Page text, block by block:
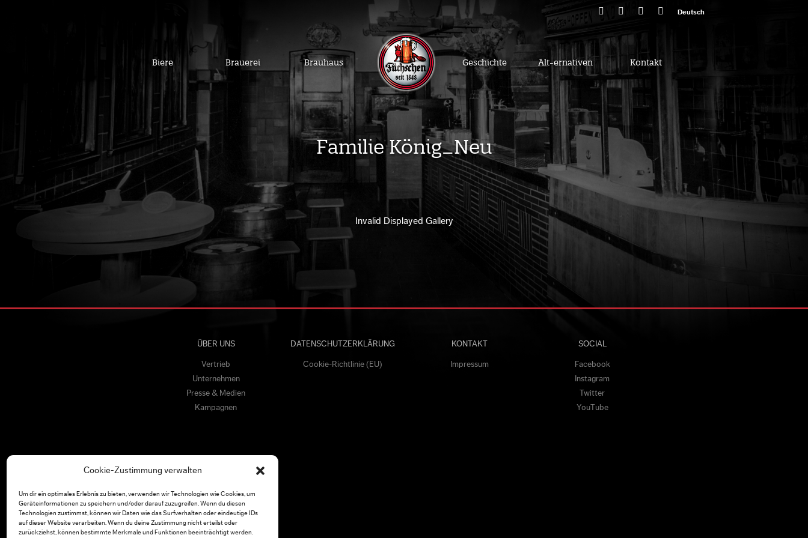
Cookie-Zustimmung verwalten
Um dir ein optimales Erlebnis zu bieten, verwenden wir Technologien wie Cookies, um
Geräteinformationen zu speichern und/oder darauf zuzugreifen. Wenn du diesen
Technologien zustimmst, können wir Daten wie das Surfverhalten oder eindeutige IDs
auf dieser Website verarbeiten. Wenn du deine Zustimmung nicht erteilst oder
zurückziehst, können bestimmte Merkmale und Funktionen beeinträchtigt werden.
Deutsch
Biere Brauerei Brauhaus Geschichte Alt-ernativen Kontakt
Familie König_Neu
Invalid Displayed Gallery
ÜBER UNS
Vertrieb
Unternehmen
Presse & Medien
Kampagnen
DATENSCHUTZERKLÄRUNG
Cookie-Richtlinie (EU)
KONTAKT
Impressum
SOCIAL
Facebook
Instagram
Twitter
YouTube